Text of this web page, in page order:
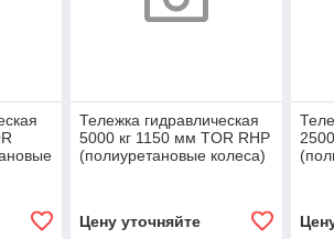
Тележка гидравлическая
5000 кг 1150 мм TOR RHP
(полиуретановые колеса)
Цену уточняйте